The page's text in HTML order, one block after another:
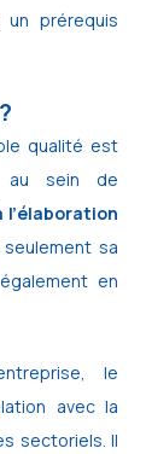
prérequis
qualité est
au sein de
sa
en
le
avec la
sectoriels. Il